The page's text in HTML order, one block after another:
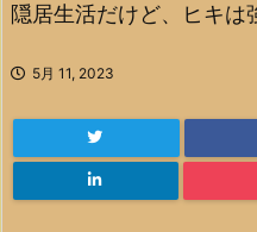
隠居生活だけど、ヒキは
5月 11, 2023